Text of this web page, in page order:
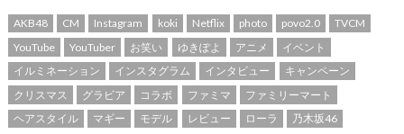
AKB48 CM Instagram koki Netflix photo povo2.0
TVCM
YouTube
YouTuber お笑い ゆきぽよ アニメ
イベント
イルミネーション
インスタグラム インタビュー
キャンペーン
クリスマス
グラビア コラボ ファミマ
ファミリーマート
ヘアスタイル
マギー モデル レビュー ローラ
乃木坂46